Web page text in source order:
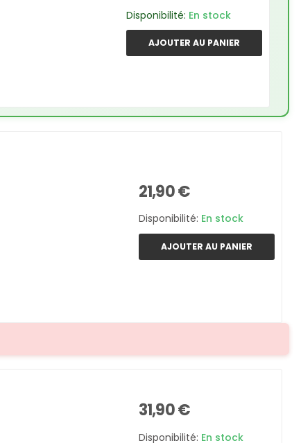
Disponibilité: En stock
AJOUTER AU PANIER
21,90 €
Disponibilité: En stock
AJOUTER AU PANIER
31,90 €
Disponibilité: En stock